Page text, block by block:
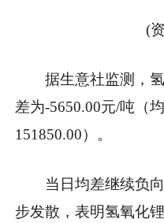
(
据生意社监测，
差为-5650.00元/吨（
151850.00）。
当日均差继续负
步发散，表明氢氧化